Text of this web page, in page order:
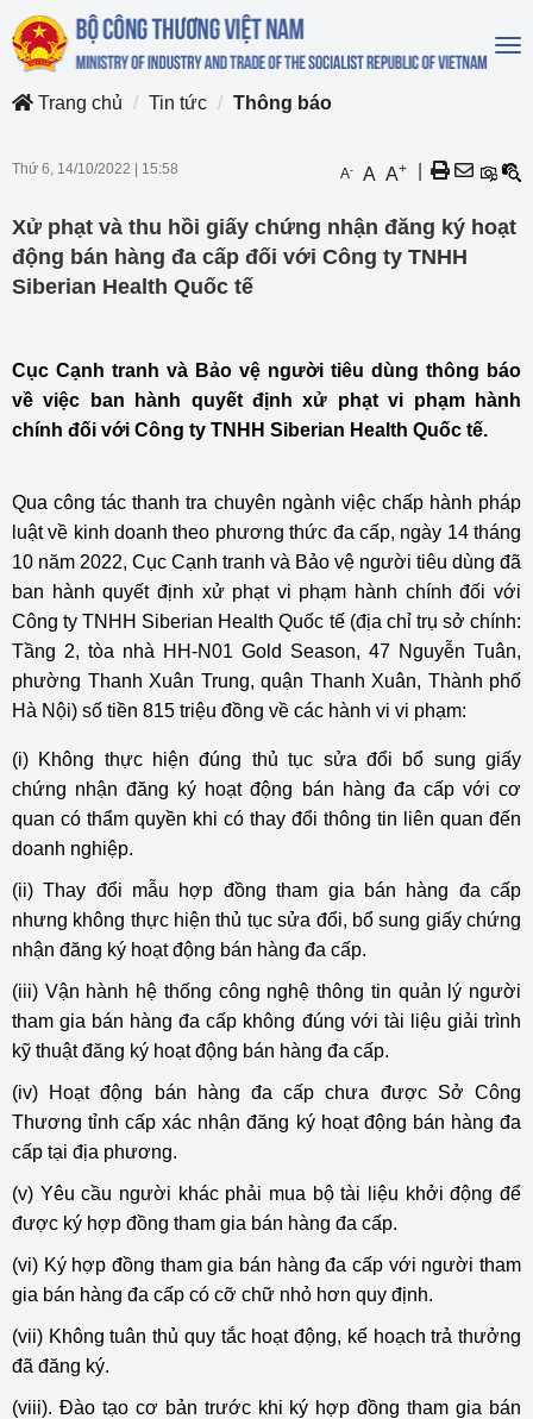
Trang chủ
Tin tức Thông báo
Thứ 6, 14/10/2022 15:58 A- A A+
Xử phạt và thu hồi giấy chứng nhận đăng ký hoạt
động bán hàng đa cấp đối với Công ty TNHH
Siberian Health Quốc tế
Cục Cạnh tranh và Bảo vệ người tiêu dùng thông báo
về việc ban hành quyết định xử phạt vi phạm hành
chính đối với Công ty TNHH Siberian Health Quốc tế.
Qua công tác thanh tra chuyên ngành việc chấp hành pháp
luật về kinh doanh theo phương thức đa cấp, ngày 14 tháng
10 năm 2022, Cục Cạnh tranh và Bảo vệ người tiêu dùng đã
ban hành quyết định xử phạt vi phạm hành chính đối với
Công ty TNHH Siberian Health Quốc tế (địa chỉ trụ sở chính:
Tầng 2, tòa nhà HH-N01 Gold Season, 47 Nguyễn Tuân,
phường Thanh Xuân Trung, quận Thanh Xuân, Thành phố
Hà Nội) số tiền 815 triệu đồng về các hành vi vi phạm:
(i) Không thực hiện đúng thủ tục sửa đổi bổ sung giấy
chứng nhận đăng ký hoạt động bán hàng đa cấp với cơ
quan có thẩm quyền khi có thay đổi thông tin liên quan đến
doanh nghiệp.
(ii) Thay đổi mẫu hợp đồng tham gia bán hàng đa cấp
nhưng không thực hiện thủ tục sửa đổi, bổ sung giấy chứng
nhận đăng ký hoạt động bán hàng đa cấp.
(iii) Vận hành hệ thống công nghệ thông tin quản lý người
tham gia bán hàng đa cấp không đúng với tài liệu giải trình
kỹ thuật đăng ký hoạt động bán hàng đa cấp.
(iv) Hoạt động bán hàng đa cấp chưa được Sở Công
Thương tỉnh cấp xác nhận đăng ký hoạt động bán hàng đa
cấp tại địa phương.
(v) Yêu cầu người khác phải mua bộ tài liệu khởi động để
được ký hợp đồng tham gia bán hàng đa cấp.
(vi) Ký hợp đồng tham gia bán hàng đa cấp với người tham
gia bán hàng đa cấp có cỡ chữ nhỏ hơn quy định.
(vii) Không tuân thủ quy tắc hoạt động, kế hoạch trả thưởng
đã đăng ký.
(viii). Đào tạo cơ bản trước khi ký hợp đồng tham gia bán